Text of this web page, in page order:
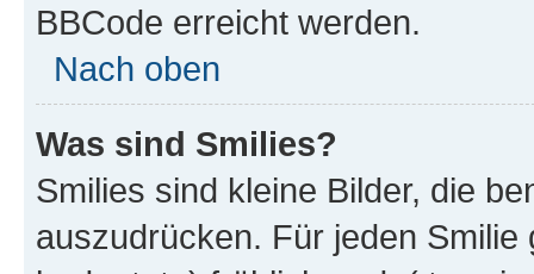
BBCode erreicht werden.
Nach oben
Was sind Smilies?
Smilies sind kleine Bilder, die
auszudrücken. Für jeden